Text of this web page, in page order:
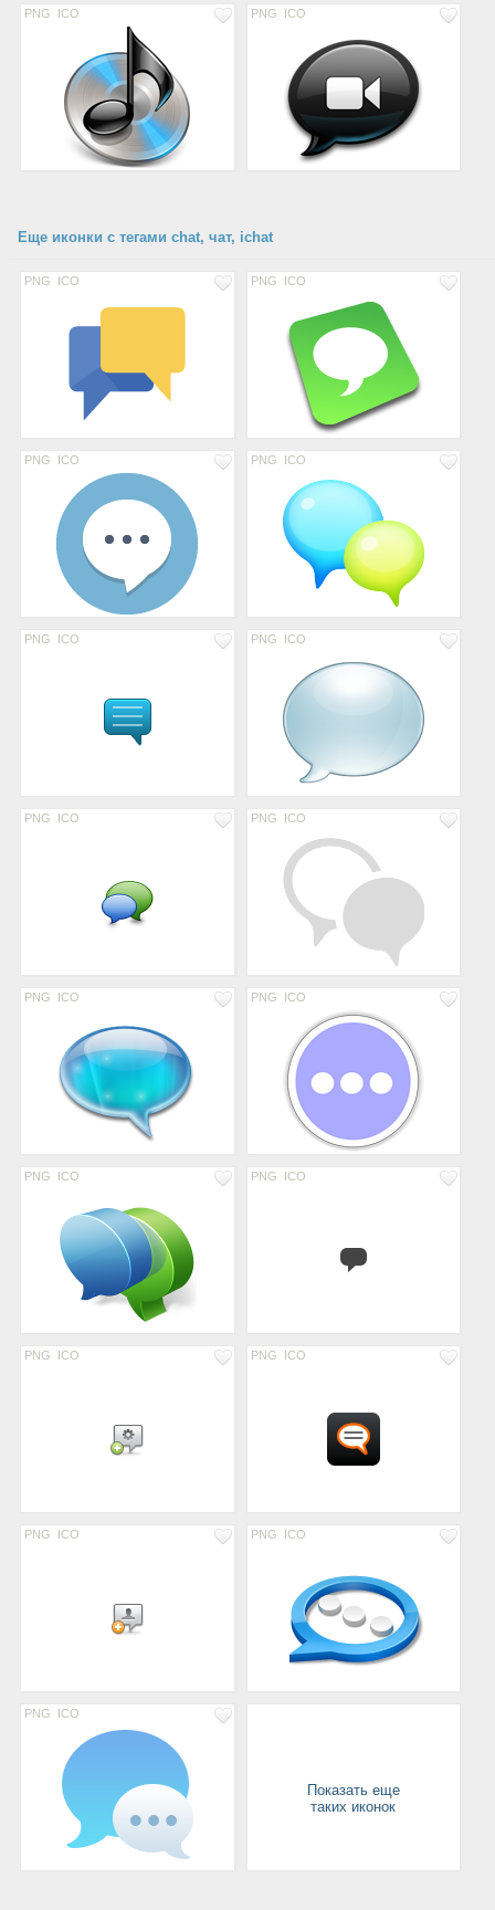
PNG ICO PNG ICO
Еще иконки с тегами chat, чат, ichat
PNG ICO PNG ICO
PNG ICO PNG ICO
PNG ICO PNG ICO
PNG ICO PNG ICO
PNG ICO PNG ICO
PNG ICO PNG ICO
PNG ICO PNG ICO
PNG ICO PNG ICO
PNG ICO
Показать еще
таких иконок